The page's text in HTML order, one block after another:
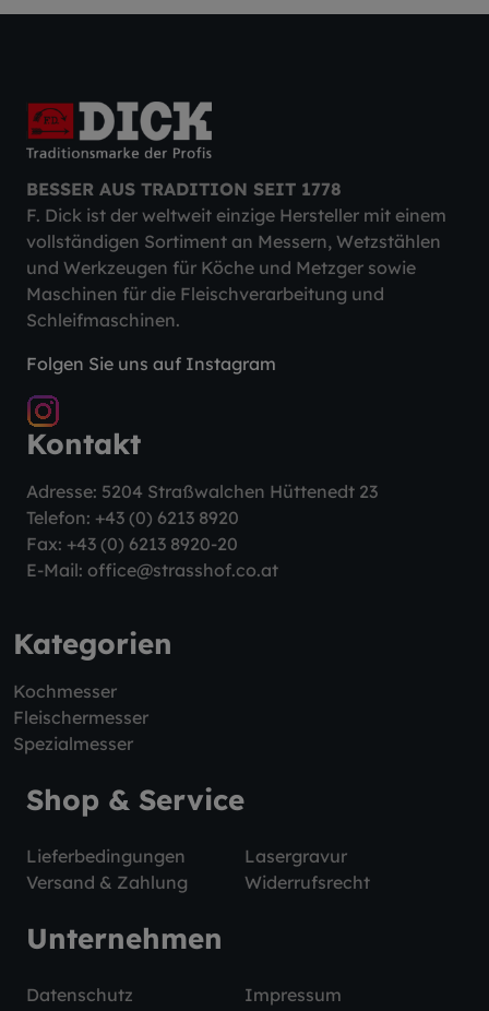
BESSER AUS TRADITION SEIT 1778
F. Dick ist der weltweit einzige Hersteller mit einem
vollständigen Sortiment an Messern, Wetzstählen
und Werkzeugen für Köche und Metzger sowie
Maschinen für die Fleischverarbeitung und
Schleifmaschinen.
Folgen Sie uns auf Instagram
Kontakt
Adresse: 5204 Straßwalchen Hüttenedt 23
Telefon: +43 (0) 6213 8920
Fax: +43 (0) 6213 8920-20
E-Mail: office@strasshof.co.at
Kategorien
Kochmesser
Fleischermesser
Spezialmesser
Shop & Service
Lieferbedingungen
Lasergravur
Versand & Zahlung
Widerrufsrecht
Unternehmen
Datenschutz
Impressum